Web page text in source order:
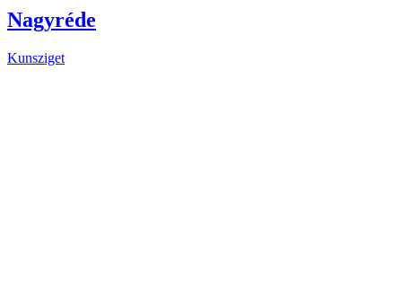
Nagyréde
Kunsziget